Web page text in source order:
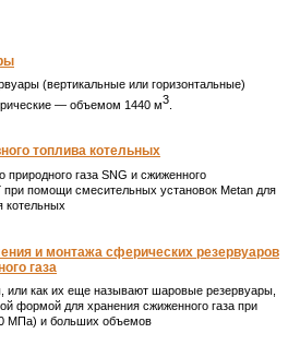
(вертикальные или горизонтальные)
― объемом 1440 м3
топлива котельных
природного газа SNG и сжиженного
при помощи смесительных установок Metan для
котельных
и монтажа сферических резервуаров
газа
или как их еще называют шаровые резервуары,
формой для хранения сжиженного газа при
МПа) и больших объемов